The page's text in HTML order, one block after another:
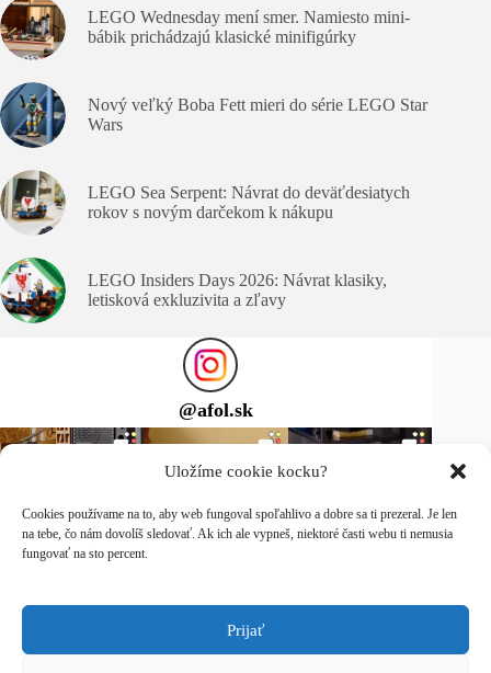
Uložíme cookie kocku?
Cookies používame na to, aby web fungoval spoľahlivo a dobre sa ti prezeral. Je len
na tebe, čo nám dovolíš sledovať. Ak ich ale vypneš, niektoré časti webu ti nemusia
fungovať na sto percent.
Prijať
LEGO Wednesday mení smer. Namiesto mini-
bábik prichádzajú klasické minifigúrky
Nový veľký Boba Fett mieri do série LEGO Star
Wars
LEGO Sea Serpent: Návrat do deväťdesiatych
rokov s novým darčekom k nákupu
LEGO Insiders Days 2026: Návrat klasiky,
letisková exkluzivita a zľavy
@afol.sk
Sleduj ma na Instagrame